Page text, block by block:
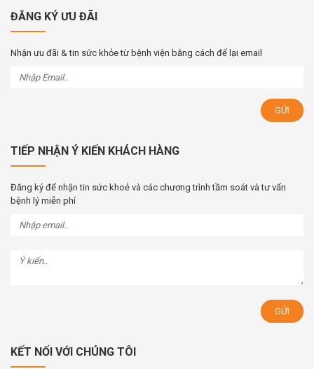
ĐĂNG KÝ ƯU ĐÃI
Nhận ưu đãi & tin sức khỏe từ bệnh viện bằng cách để lại email
TIẾP NHẬN Ý KIẾN KHÁCH HÀNG
Đăng ký để nhận tin sức khoẻ và các chương trình tầm soát và tư vấn
bệnh lý miễn phí
KẾT NỐI VỚI CHÚNG TÔI